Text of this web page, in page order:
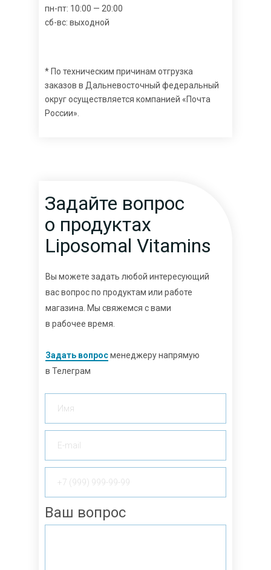
пн-пт: 10:00 — 20:00
сб-вс: выходной
* По техническим причинам отгрузка
заказов в Дальневосточный федеральный
округ осуществляется компанией «Почта
России».
Задайте вопрос
о продуктах
Liposomal Vitamins
Ваш вопрос
Вы можете задать любой интересующий
вас вопрос по продуктам или работе
магазина. Мы свяжемся с вами
в рабочее время.
Задать вопросменеджеру напрямую
в Телеграм